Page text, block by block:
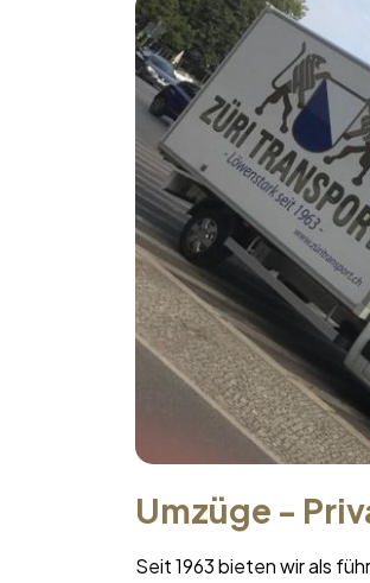
Umzüge -
Seit 1963 bieten wir als